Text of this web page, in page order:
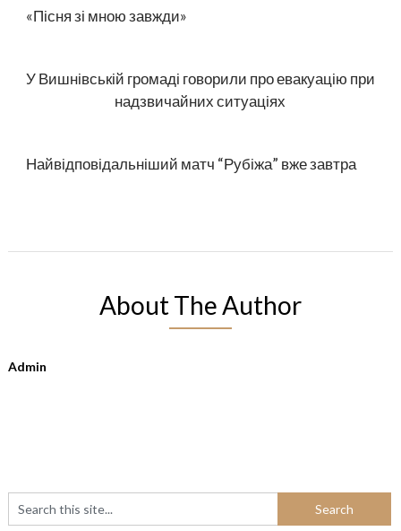
«Пісня зі мною завжди»
У Вишнівській громаді говорили про евакуацію при
надзвичайних ситуаціях
Найвідповідальніший матч “Рубіжа” вже завтра
About The Author
Admin